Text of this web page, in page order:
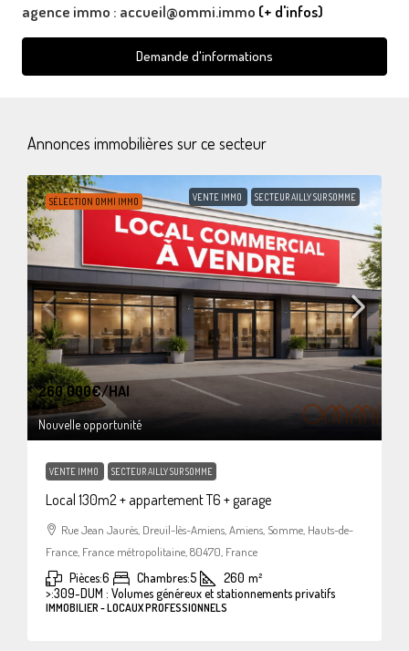
agence immo : accueil@ommi.immo (+ d'infos)
Demande d'informations
Annonces immobilières sur ce secteur
SÉLECTION OMMI IMMO VENTE IMMO SECTEUR AILLY SUR SOMME
260.000€/HAI
Nouvelle opportunité
VENTE IMMO SECTEUR AILLY SUR SOMME
Local 130m2 + appartement T6 + garage
Rue Jean Jaurès, Dreuil-lès-Amiens, Amiens, Somme, Hauts-de-
France, France métropolitaine, 80470, France
Pièces:6 Chambres:5 260 m²
>:309-DUM : Volumes généreux et stationnements privatifs
IMMOBILIER - LOCAUX PROFESSIONNELS